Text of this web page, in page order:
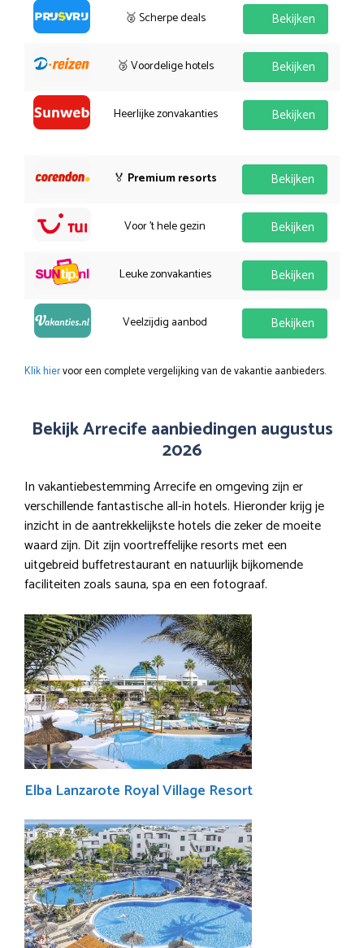
🥈 Scherpe deals Bekijken
🥉 Voordelige hotels Bekijken
Heerlijke zonvakanties Bekijken
🏅 Premium resorts Bekijken
Voor 't hele gezin Bekijken
Leuke zonvakanties Bekijken
Veelzijdig aanbod Bekijken
Klik hiervoor een complete vergelijking van de vakantie aanbieders.
Bekijk Arrecife aanbiedingen augustus
2026
In vakantiebestemming Arrecife en omgeving zijn er
verschillende fantastische all-in hotels. Hieronder krijg je
inzicht in de aantrekkelijkste hotels die zeker de moeite
waard zijn. Dit zijn voortreffelijke resorts met een
uitgebreid buffetrestaurant en natuurlijk bijkomende
faciliteiten zoals sauna, spa en een fotograaf.
Elba Lanzarote Royal Village Resort